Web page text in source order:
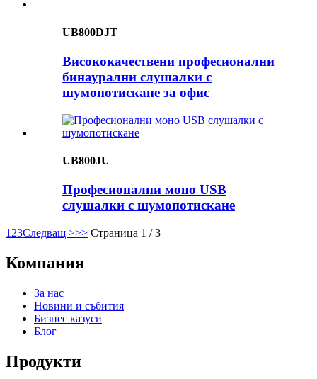
UB800DJT
Висококачествени професионални
бинаурални слушалки с
шумопотискане за офис
UB800JU
Професионални моно USB
слушалки с шумопотискане
1 23Следващ >>> Страница 1 / 3
Компания
За нас
Новини и събития
Бизнес казуси
Блог
Продукти